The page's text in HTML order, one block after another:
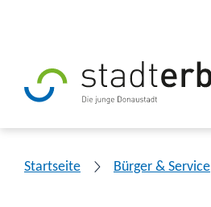
Startseite Bürger & Service